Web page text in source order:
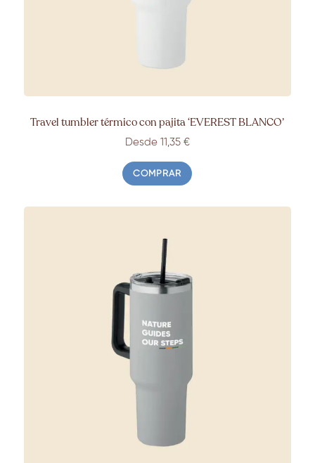
Travel tumbler térmico con pajita ‘EVEREST BLANCO’
Desde 11,35€
COMPRAR